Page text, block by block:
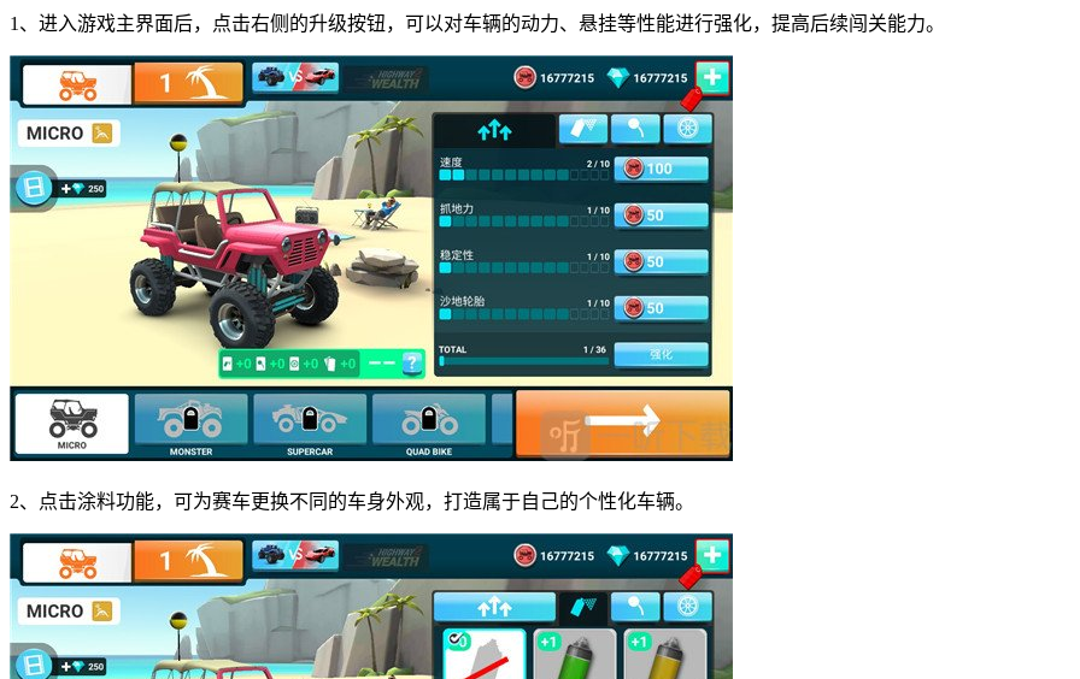
1、进入游戏主界面后，点击右侧的升级按钮，可以对车辆的动力、悬挂等性能进行强化，提高后续闯关能力。
2、点击涂料功能，可为赛车更换不同的车身外观，打造属于自己的个性化车辆。